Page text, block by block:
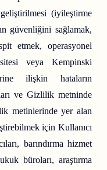
(iyileştirme
güvenliğini sağlamak,
etmek, operasyonel
sitesi veya Kempinski
ilişkin hataların
ve Gizlilik metninde
metinlerinde yer alan
için Kullanıcı
barındırma hizmet
büroları, araştırma